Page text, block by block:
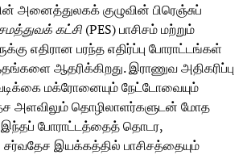
அனைத்துலகக் குழுவின் பிரெஞ்சுப்
கட்சி (PES) பாசிசம் மற்றும்
எதிரான பரந்த எதிர்ப்பு போராட்டங்கள்
ஆதரிக்கிறது. இராணுவ அதிகரிப்பு
மக்ரோனையும் நேட்டோவையும்
அளவிலும் தொழிலாளர்களுடன் மோத
போராட்டத்தைத் தொடர,
இயக்கத்தில் பாசிசத்தையும்